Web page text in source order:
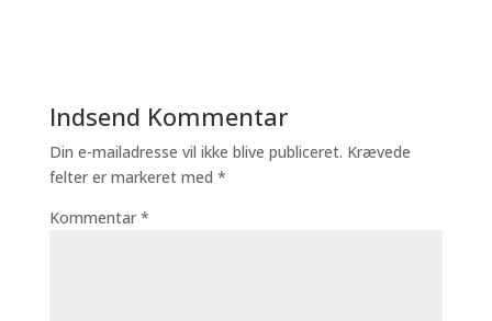
Indsend Kommentar
Din e-mailadresse vil ikke blive publiceret. Krævede
felter er markeret med *
Kommentar *